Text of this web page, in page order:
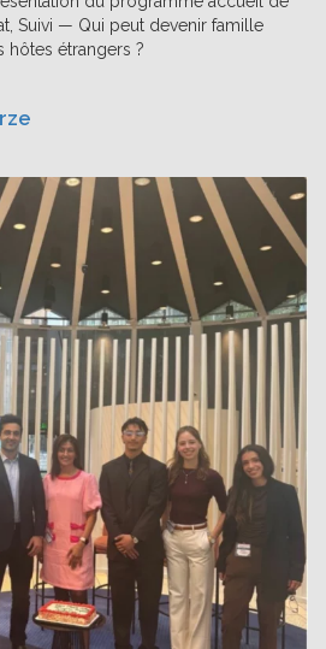
Suivi — Qui peut devenir famille
hôtes étrangers ?